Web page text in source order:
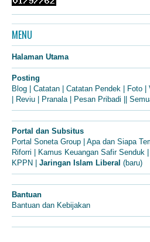
MENU
Halaman Utama
Posting
Blog | Catatan | Catatan Pendek | Foto |
| Reviu | Pranala | Pesan Pribadi ||
Portal dan Subsitus
Portal Soneta Group | Apa dan Siapa
Riforri | Kamus Keuangan Safir Senduk |
KPPN | Jaringan Islam Liberal (baru)
Bantuan
Bantuan dan Kebijakan